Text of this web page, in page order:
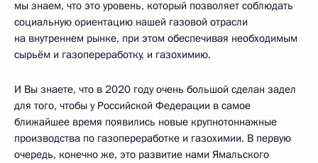
мы знаем, что это уровень, который позволяет соблюдать
социальную ориентацию нашей газовой отрасли
на внутреннем рынке, при этом обеспечивая необходимым
сырьём и газопереработку, и газохимию.
И Вы знаете, что в 2020 году очень большой сделан задел
для того, чтобы у Российской Федерации в самое
ближайшее время появились новые крупнотоннажные
производства по газопереработке и газохимии. В первую
очередь, конечно же, это развитие нами Ямальского